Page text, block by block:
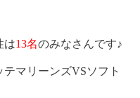
は13名のみなさんです♪
テマリーンズVSソフト